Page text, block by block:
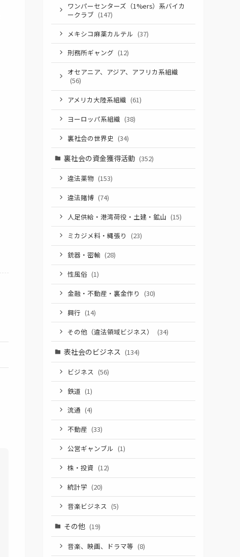
ワンパーセンターズ（1%ers）系バイカ
ークラブ (147)
メキシコ麻薬カルテル (37)
刑務所ギャング (12)
オセアニア、アジア、アフリカ系組織
(56)
アメリカ大陸系組織 (61)
ヨーロッパ系組織 (38)
裏社会の世界史 (34)
裏社会の資金獲得活動 (352)
違法薬物 (153)
違法賭博 (74)
人足供給・港湾荷役・土建・鉱山 (15)
ミカジメ料・縄張り
(23)
銃器・密輸 (28)
性風俗 (1)
金融・不動産・裏金作り
(30)
興行 (14)
その他（違法領域ビジネス）
(34)
表社会のビジネス (134)
ビジネス (56)
鉄道 (1)
流通 (4)
不動産 (33)
公営ギャンブル (1)
株・投資 (12)
統計学 (20)
音楽ビジネス (5)
その他 (19)
音楽、映画、ドラマ等 (8)